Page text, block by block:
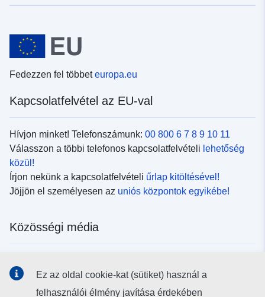
Fedezzen fel többeteuropa.eu
Kapcsolatfelvétel az EU-val
Hívjon minket! Telefonszámunk: 00 800 6 7 8 9 10 11
Válasszon a többi telefonos kapcsolatfelvételi lehetőség
közül!
Írjon nekünk a kapcsolatfelvételi űrlap kitöltésével!
Jöjjön el személyesen az uniós központok egyikébe!
Közösségi média
Ez az oldal cookie-kat (sütiket) használ a
felhasználói élmény javítása érdekében